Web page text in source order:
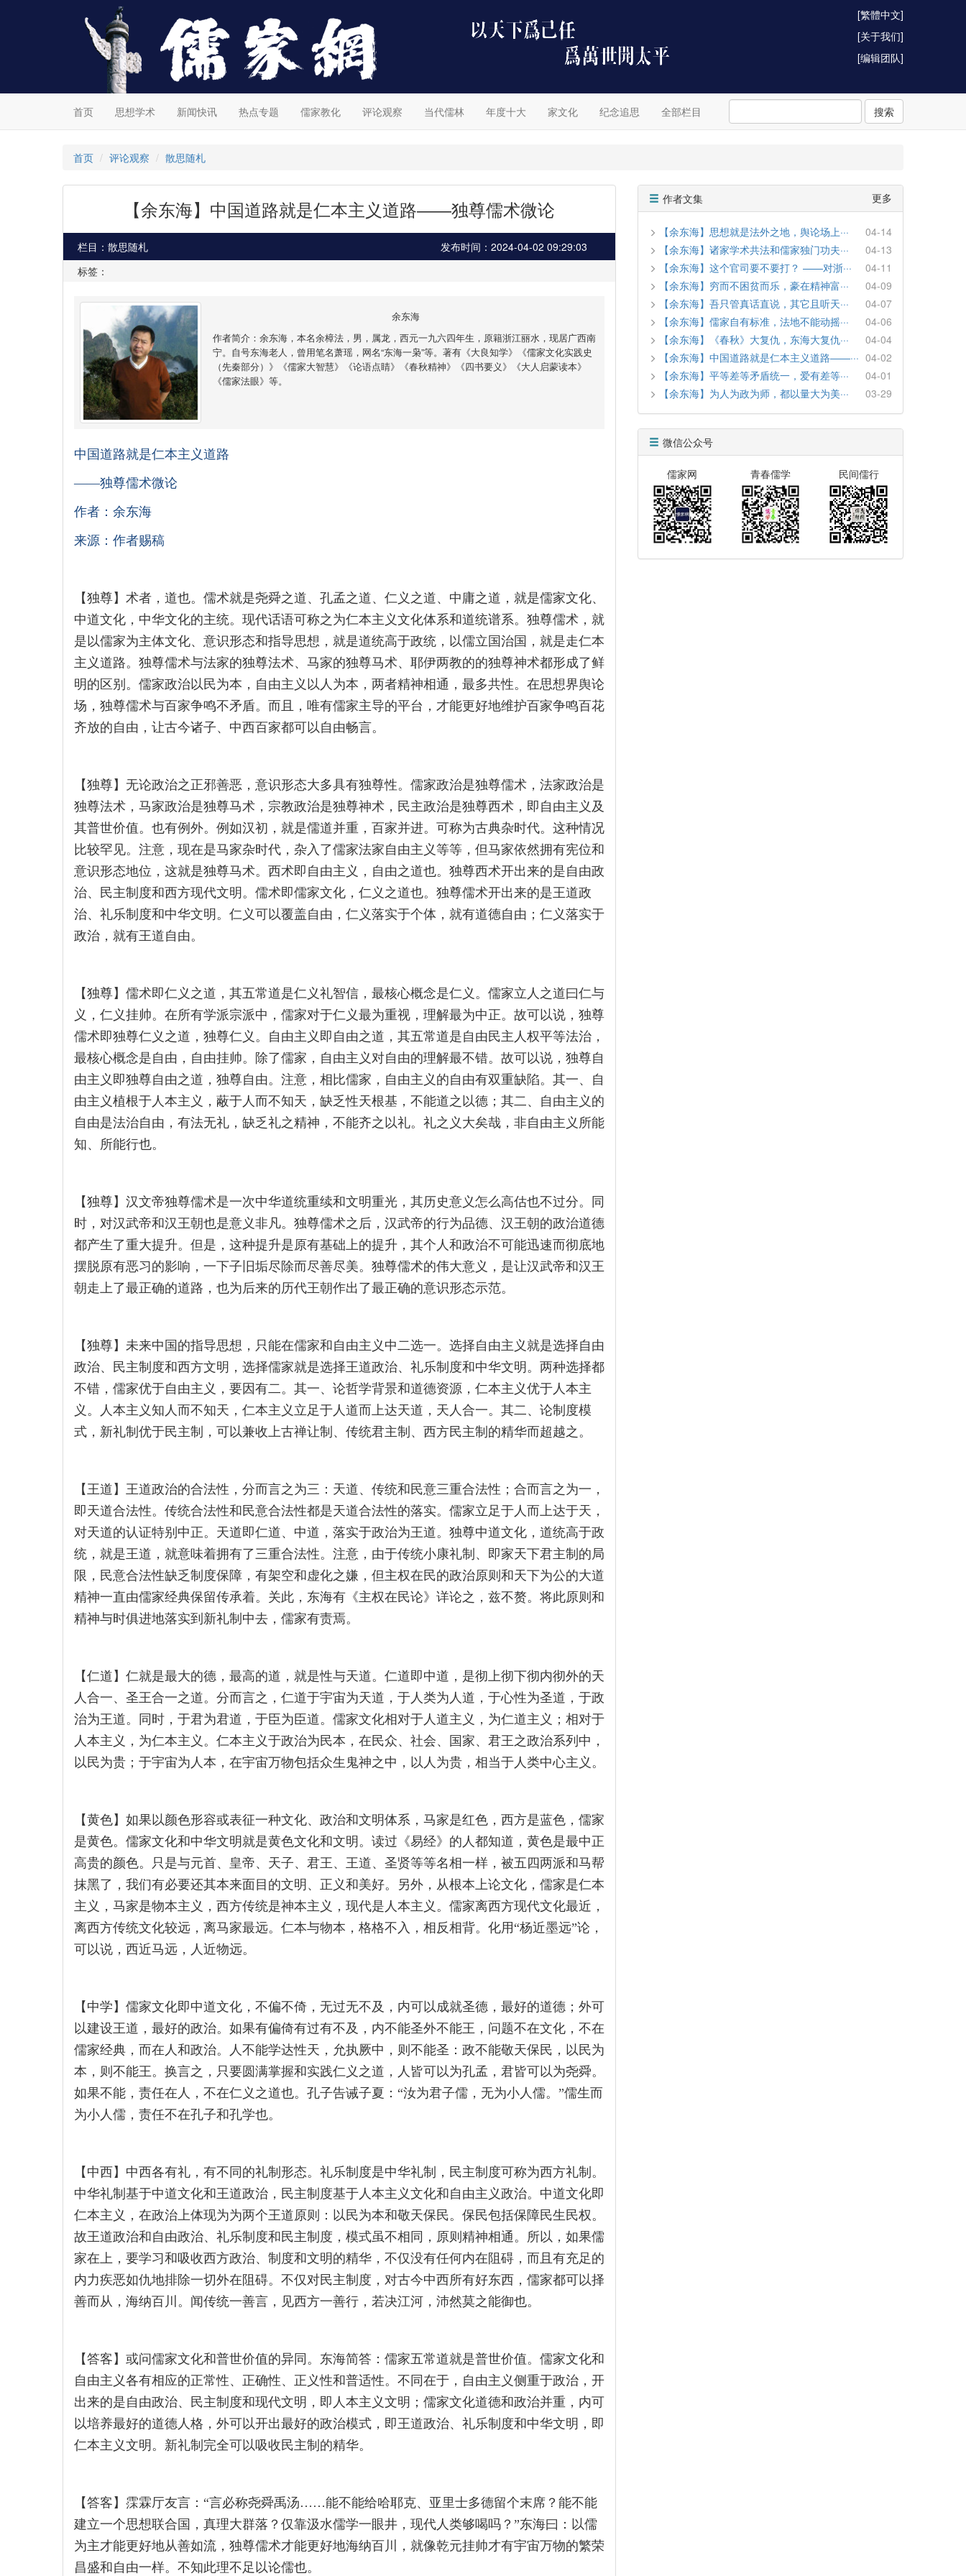
[繁體中文]
[关于我们]
[编辑团队]
首页 思想学术 新闻快讯 热点专题 儒家教化 评论观察 当代儒林 年度十大 家文化 纪念追思 全部栏目 搜索
首页 评论观察 散思随札
【余东海】中国道路就是仁本主义道路――独尊儒术微论
栏目：散思随札
发布时间：2024-04-02 09:29:03
标签：
余东海
作者简介：余东海，本名余樟法，男，属龙，西元一九六四年生，原籍浙江丽水，现居广西南
宁。自号东海老人，曾用笔名萧瑶，网名“东海一枭”等。著有《大良知学》《儒家文化实践史
（先秦部分）》《儒家大智慧》《论语点睛》《春秋精神》《四书要义》《大人启蒙读本》
《儒家法眼》等。
中国道路就是仁本主义道路
——独尊儒术微论
作者：余东海
来源：作者赐稿
【独尊】术者，道也。儒术就是尧舜之道、孔孟之道、仁义之道、中庸之道，就是儒家文化、
中道文化，中华文化的主统。现代话语可称之为仁本主义文化体系和道统谱系。独尊儒术，就
是以儒家为主体文化、意识形态和指导思想，就是道统高于政统，以儒立国治国，就是走仁本
主义道路。独尊儒术与法家的独尊法术、马家的独尊马术、耶伊两教的的独尊神术都形成了鲜
明的区别。儒家政治以民为本，自由主义以人为本，两者精神相通，最多共性。在思想界舆论
场，独尊儒术与百家争鸣不矛盾。而且，唯有儒家主导的平台，才能更好地维护百家争鸣百花
齐放的自由，让古今诸子、中西百家都可以自由畅言。
【独尊】无论政治之正邪善恶，意识形态大多具有独尊性。儒家政治是独尊儒术，法家政治是
独尊法术，马家政治是独尊马术，宗教政治是独尊神术，民主政治是独尊西术，即自由主义及
其普世价值。也有例外。例如汉初，就是儒道并重，百家并进。可称为古典杂时代。这种情况
比较罕见。注意，现在是马家杂时代，杂入了儒家法家自由主义等等，但马家依然拥有宪位和
意识形态地位，这就是独尊马术。西术即自由主义，自由之道也。独尊西术开出来的是自由政
治、民主制度和西方现代文明。儒术即儒家文化，仁义之道也。独尊儒术开出来的是王道政
治、礼乐制度和中华文明。仁义可以覆盖自由，仁义落实于个体，就有道德自由；仁义落实于
政治，就有王道自由。
【独尊】儒术即仁义之道，其五常道是仁义礼智信，最核心概念是仁义。儒家立人之道曰仁与
义，仁义挂帅。在所有学派宗派中，儒家对于仁义最为重视，理解最为中正。故可以说，独尊
儒术即独尊仁义之道，独尊仁义。自由主义即自由之道，其五常道是自由民主人权平等法治，
最核心概念是自由，自由挂帅。除了儒家，自由主义对自由的理解最不错。故可以说，独尊自
由主义即独尊自由之道，独尊自由。注意，相比儒家，自由主义的自由有双重缺陷。其一、自
由主义植根于人本主义，蔽于人而不知天，缺乏性天根基，不能道之以德；其二、自由主义的
自由是法治自由，有法无礼，缺乏礼之精神，不能齐之以礼。礼之义大矣哉，非自由主义所能
知、所能行也。
【独尊】汉文帝独尊儒术是一次中华道统重续和文明重光，其历史意义怎么高估也不过分。同
时，对汉武帝和汉王朝也是意义非凡。独尊儒术之后，汉武帝的行为品德、汉王朝的政治道德
都产生了重大提升。但是，这种提升是原有基础上的提升，其个人和政治不可能迅速而彻底地
摆脱原有恶习的影响，一下子旧垢尽除而尽善尽美。独尊儒术的伟大意义，是让汉武帝和汉王
朝走上了最正确的道路，也为后来的历代王朝作出了最正确的意识形态示范。
【独尊】未来中国的指导思想，只能在儒家和自由主义中二选一。选择自由主义就是选择自由
政治、民主制度和西方文明，选择儒家就是选择王道政治、礼乐制度和中华文明。两种选择都
不错，儒家优于自由主义，要因有二。其一、论哲学背景和道德资源，仁本主义优于人本主
义。人本主义知人而不知天，仁本主义立足于人道而上达天道，天人合一。其二、论制度模
式，新礼制优于民主制，可以兼收上古禅让制、传统君主制、西方民主制的精华而超越之。
【王道】王道政治的合法性，分而言之为三：天道、传统和民意三重合法性；合而言之为一，
即天道合法性。传统合法性和民意合法性都是天道合法性的落实。儒家立足于人而上达于天，
对天道的认证特别中正。天道即仁道、中道，落实于政治为王道。独尊中道文化，道统高于政
统，就是王道，就意味着拥有了三重合法性。注意，由于传统小康礼制、即家天下君主制的局
限，民意合法性缺乏制度保障，有架空和虚化之嫌，但主权在民的政治原则和天下为公的大道
精神一直由儒家经典保留传承着。关此，东海有《主权在民论》详论之，兹不赘。将此原则和
精神与时俱进地落实到新礼制中去，儒家有责焉。
【仁道】仁就是最大的德，最高的道，就是性与天道。仁道即中道，是彻上彻下彻内彻外的天
人合一、圣王合一之道。分而言之，仁道于宇宙为天道，于人类为人道，于心性为圣道，于政
治为王道。同时，于君为君道，于臣为臣道。儒家文化相对于人道主义，为仁道主义；相对于
人本主义，为仁本主义。仁本主义于政治为民本，在民众、社会、国家、君王之政治系列中，
以民为贵；于宇宙为人本，在宇宙万物包括众生鬼神之中，以人为贵，相当于人类中心主义。
【黄色】如果以颜色形容或表征一种文化、政治和文明体系，马家是红色，西方是蓝色，儒家
是黄色。儒家文化和中华文明就是黄色文化和文明。读过《易经》的人都知道，黄色是最中正
高贵的颜色。只是与元首、皇帝、天子、君王、王道、圣贤等等名相一样，被五四两派和马帮
抹黑了，我们有必要还其本来面目的文明、正义和美好。另外，从根本上论文化，儒家是仁本
主义，马家是物本主义，西方传统是神本主义，现代是人本主义。儒家离西方现代文化最近，
离西方传统文化较远，离马家最远。仁本与物本，格格不入，相反相背。化用“杨近墨远”论，
可以说，西近马远，人近物远。
【中学】儒家文化即中道文化，不偏不倚，无过无不及，内可以成就圣德，最好的道德；外可
以建设王道，最好的政治。如果有偏倚有过有不及，内不能圣外不能王，问题不在文化，不在
儒家经典，而在人和政治。人不能学达性天，允执厥中，则不能圣：政不能敬天保民，以民为
本，则不能王。换言之，只要圆满掌握和实践仁义之道，人皆可以为孔孟，君皆可以为尧舜。
如果不能，责任在人，不在仁义之道也。孔子告诫子夏：“汝为君子儒，无为小人儒。”儒生而
为小人儒，责任不在孔子和孔学也。
【中西】中西各有礼，有不同的礼制形态。礼乐制度是中华礼制，民主制度可称为西方礼制。
中华礼制基于中道文化和王道政治，民主制度基于人本主义文化和自由主义政治。中道文化即
仁本主义，在政治上体现为为两个王道原则：以民为本和敬天保民。保民包括保障民生民权。
故王道政治和自由政治、礼乐制度和民主制度，模式虽不相同，原则精神相通。所以，如果儒
家在上，要学习和吸收西方政治、制度和文明的精华，不仅没有任何内在阻碍，而且有充足的
内力疾恶如仇地排除一切外在阻碍。不仅对民主制度，对古今中西所有好东西，儒家都可以择
善而从，海纳百川。闻传统一善言，见西方一善行，若决江河，沛然莫之能御也。
【答客】或问儒家文化和普世价值的异同。东海简答：儒家五常道就是普世价值。儒家文化和
自由主义各有相应的正常性、正确性、正义性和普适性。不同在于，自由主义侧重于政治，开
出来的是自由政治、民主制度和现代文明，即人本主义文明；儒家文化道德和政治并重，内可
以培养最好的道德人格，外可以开出最好的政治模式，即王道政治、礼乐制度和中华文明，即
仁本主义文明。新礼制完全可以吸收民主制的精华。
【答客】霂霖厅友言：“言必称尧舜禹汤……能不能给哈耶克、亚里士多德留个末席？能不能
建立一个思想联合国，真理大群落？仅靠汲水儒学一眼井，现代人类够喝吗？”东海曰：以儒
为主才能更好地从善如流，独尊儒术才能更好地海纳百川，就像乾元挂帅才有宇宙万物的繁荣
昌盛和自由一样。不知此理不足以论儒也。
作者文集 更多
【余东海】思想就是法外之地，舆论场上···
04-14
【余东海】诸家学术共法和儒家独门功夫···
04-13
【余东海】这个官司要不要打？ ——对浙···
04-11
【余东海】穷而不困贫而乐，豪在精神富···
04-09
【余东海】吾只管真话直说，其它且听天···
04-07
【余东海】儒家自有标准，法地不能动摇···
04-06
【余东海】《春秋》大复仇，东海大复仇···
04-04
【余东海】中国道路就是仁本主义道路――··· 04-02
【余东海】平等差等矛盾统一，爱有差等···
04-01
【余东海】为人为政为师，都以量大为美···
03-29
微信公众号
儒家网 青春儒学 民间儒行